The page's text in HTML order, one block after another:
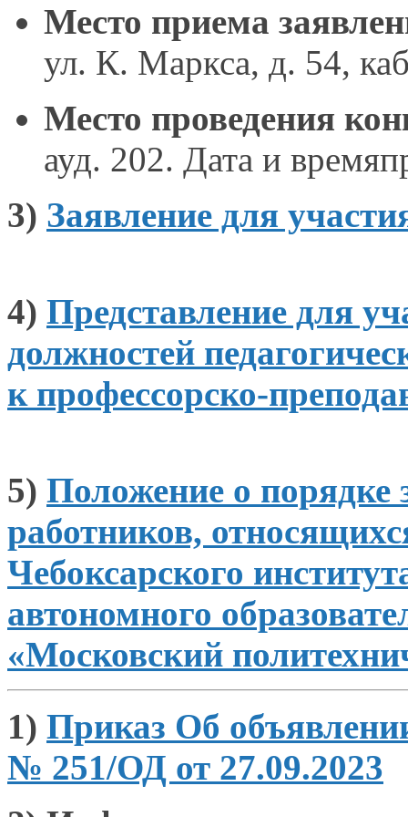
Место приема
ул. К. Маркса, д. 54,
Место проведения
ауд. 202. Дата и
3) Заявление для
4) Представление для
должностей
к профессорско-
5) Положение о порядке
работников,
Чебоксарского
автономного
«Московский
1) Приказ Об
№ 251/ОД от 27.09.2023